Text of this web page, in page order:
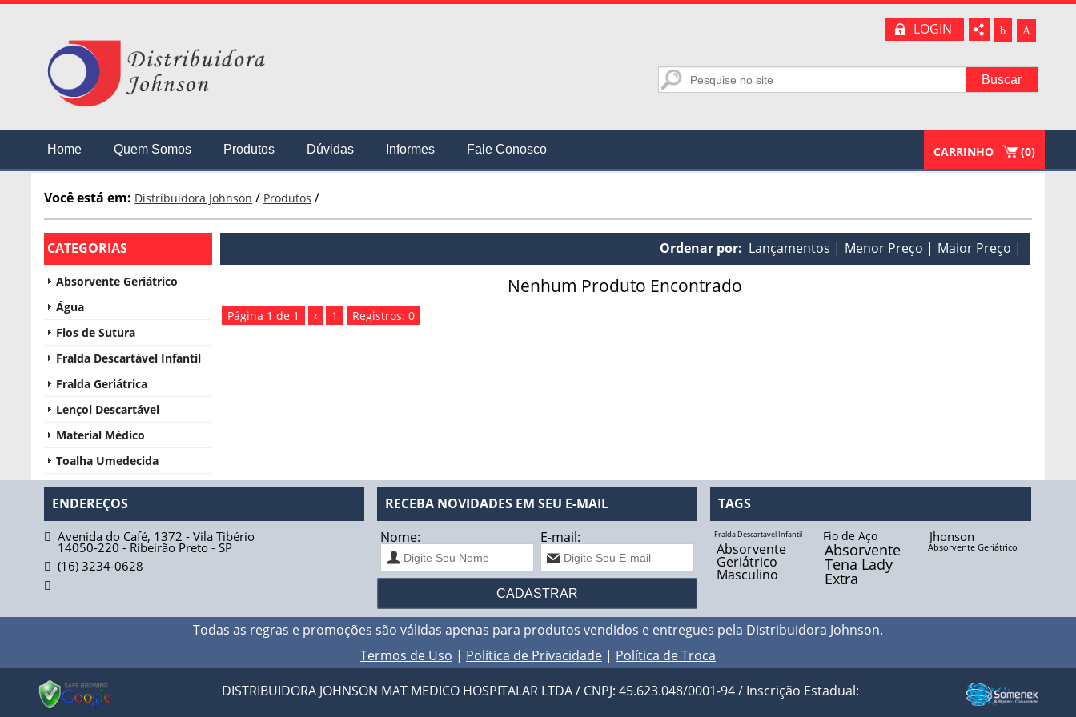
LOGIN b A
Home Quem Somos Produtos Dúvidas Informes Fale Conosco CARRINHO (0)
Você está em: Distribuidora Johnson / Produtos /
CATEGORIAS
Absorvente Geriátrico
Água
Fios de Sutura
Fralda Descartável Infantil
Fralda Geriátrica
Lençol Descartável
Material Médico
Toalha Umedecida
Ordenar por: Lançamentos Menor Preço Maior Preço
Nenhum Produto Encontrado
Página 1 de 1 ‹ 1 Registros: 0
ENDEREÇOS
Avenida do Café, 1372 - Vila Tibério
14050-220 - Ribeirão Preto- SP
(16) 3234-0628
RECEBA NOVIDADES EM SEU E-MAIL
Nome:
E-mail:
TAGS
Fralda Descartável Infantil Fio de Aço Jhonson
Absorvente
Geriátrico
Masculino
Absorvente
Tena Lady
Extra
Absorvente Geriátrico
Todas as regras e promoções são válidas apenas para produtos vendidos e entregues pela Distribuidora Johnson.
Termos de Uso | Política de Privacidade | Política de Troca
DISTRIBUIDORA JOHNSON MAT MEDICO HOSPITALAR LTDA / CNPJ: 45.623.048/0001-94 / Inscrição Estadual: